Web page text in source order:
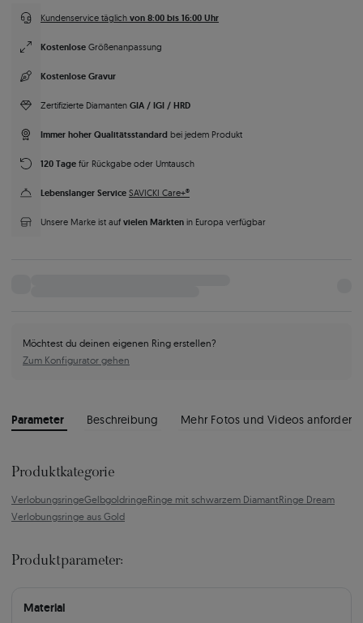
Kundenservice täglich von 8:00 bis 16:00 Uhr
Kostenlose Größenanpassung
Kostenlose Gravur
Zertifizierte Diamanten GIA / IGI / HRD
Immer hoher Qualitätsstandard bei jedem Produkt
120 Tage für Rückgabe oder Umtausch
Lebenslanger Service SAVICKI Care+®
Unsere Marke ist auf vielen Märkten in Europa verfügbar
Möchtest du deinen eigenen Ring erstellen?
Zum Konfigurator gehen
Parameter Beschreibung Mehr Fotos und Videos anfordern
Produktkategorie
VerlobungsringeGelbgoldringeRinge mit schwarzem DiamantRinge Dream
Verlobungsringe aus Gold
Produktparameter:
Material